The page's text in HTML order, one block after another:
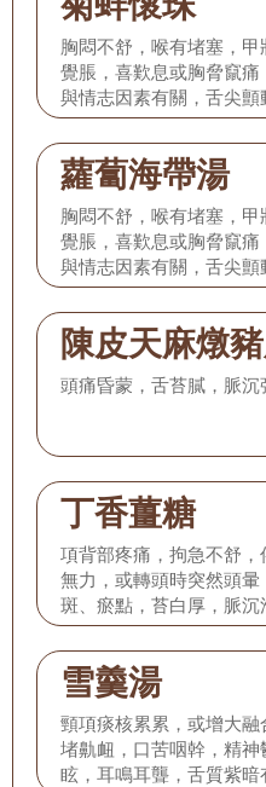
胸悶不舒，喉有堵塞，
覺脹，喜歎息或胸脅竄痛
與情志因素有關，舌尖顫
脈弦滑或弦細。
蘿蔔海帶湯
胸悶不舒，喉有堵塞，
覺脹，喜歎息或胸脅竄痛
與情志因素有關，舌尖顫
脈弦滑或弦細。
陳皮天麻燉
頭痛昏蒙，舌苔膩，脈沉
丁香薑糖
項背部疼痛，拘急不舒
無力，或轉頭時突然頭暈
斑、瘀點，苔白厚，脈沉
雪羹湯
頸項痰核累累，或增大
堵鼽衄，口苦咽幹，精神
眩，耳鳴耳聾，舌質紫暗